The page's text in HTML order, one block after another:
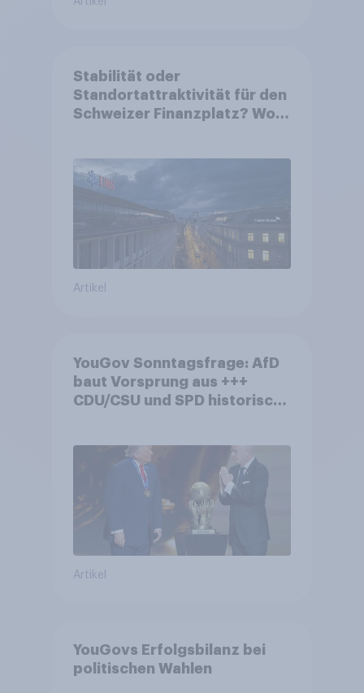
Stabilität oder
Standortattraktivität für den
Schweizer Finanzplatz? Wo
von Grossbanken steht
Artikel
YouGov Sonntagsfrage: AfD
baut Vorsprung aus +++
CDU/CSU und SPD historisch
Fußball-WM ohne Politik
Artikel
YouGovs Erfolgsbilanz bei
politischen Wahlen